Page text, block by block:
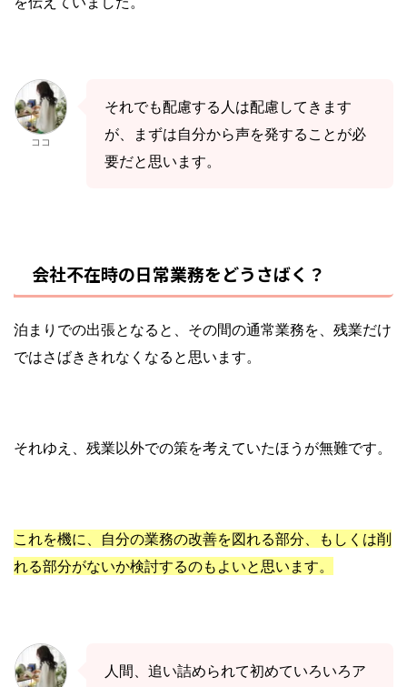
ココ
それでも配慮する人は配慮してきます
が、まずは自分から声を発することが必
要だと思います。
会社不在時の日常業務をどうさばく？
泊まりでの出張となると、その間の通常業務を、残業だけ
ではさばききれなくなると思います。
それゆえ、残業以外での策を考えていたほうが無難です。
これを機に、自分の業務の改善を図れる部分、もしくは削
れる部分がないか検討するのもよいと思います。
人間、追い詰められて初めていろいろア